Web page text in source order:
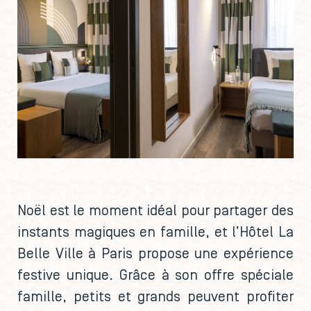
Noël est le moment idéal pour partager des
instants magiques en famille, et l’Hôtel La
Belle Ville à Paris propose une expérience
festive unique. Grâce à son offre spéciale
famille, petits et grands peuvent profiter